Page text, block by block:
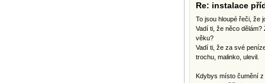
Re: instalace
To jsou hloupé řeči, že
Vadí ti, že něco
věku?
Vadí ti, že za své
trochu, malinko, ulevil.
Kdybys místo čumění